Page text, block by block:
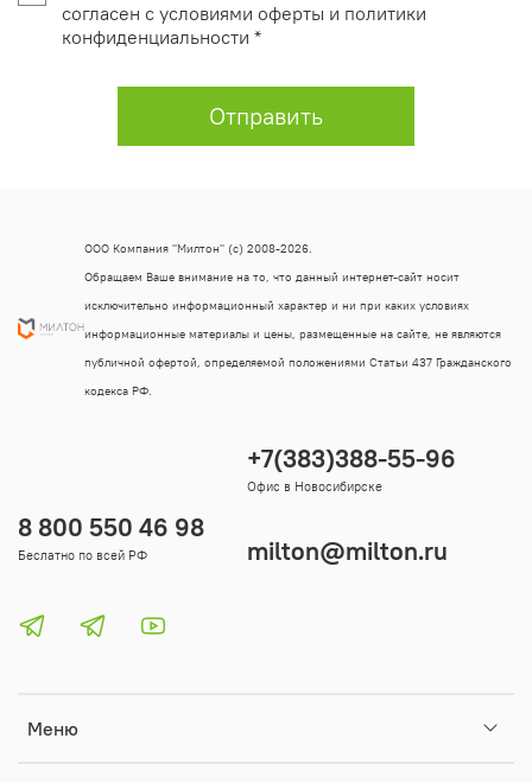
согласен с условиями оферты и политики
конфиденциальности *
Отправить
Меню
8 800 550 46 98
Беслатно по всей РФ
+7(383)388-55-96
Офис в Новосибирске
milton@milton.ru
ООО Компания "Милтон" (с) 2008-2026.
Обращаем Ваше внимание на то, что данный интернет-сайт носит
исключительно информационный характер и ни при каких условиях
информационные материалы и цены, размещенные на сайте, не являются
публичной офертой, определяемой положениями Статьи 437 Гражданского
кодекса РФ.